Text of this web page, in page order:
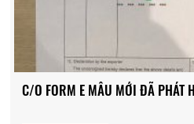
C/O FORM E MẪU MỚI ĐÃ PHÁT